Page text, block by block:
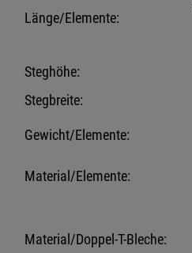
Länge/Elemente:
Steghöhe:
Stegbreite:
Gewicht/Elemente:
Material/Elemente:
Material/Doppel-T-Bleche: